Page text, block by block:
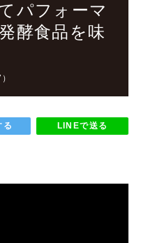
パフォーマ
酵食品を味
る LINEで送る